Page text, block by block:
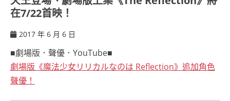
在7/22首映！
2017 年 6 月 6 日
■劇場版．聲優．YouTube■
劇場版《魔法少女リリカルなのは Reflection》追加角色
聲優！